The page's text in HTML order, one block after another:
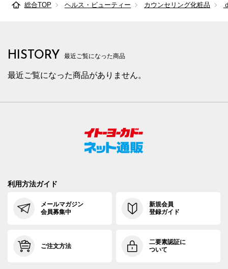
総合TOP ヘルス・ビューティー カウンセリング化粧品
HISTORY 最近ご覧になった商品
最近ご覧になった商品がありません。
利用方法ガイド
メールマガジン
会員募集中
新規会員
登録ガイド
ご注文方法
二要素認証に
ついて